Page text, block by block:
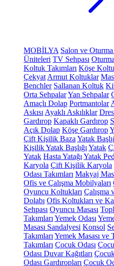
MOBİLYA Salon ve Oturma
Üniteleri TV Sehpası
Koltuk Takımları Köşe
Çekyat Armut Koltuklar
Benchler Sallanan Koltuk
Orta SehpalarYan Sehpalar
Amaçlı Dolap Portmantolar
Askısı Ayaklı Askılıklar
Gardırop Kapaklı Gardırop
Açık Dolap Köşe Gardırop
Çift Kişilik Baza Yatak
Kişilik Yatak Başlığı Yatak
Yatak Hasta Yatağı Yatak
Karyola Çift Kişilik Karyola
Odası Takımları Makyaj
Ofis ve Çalışma Mobilyaları
Oyuncu Koltukları Çalışma
Dolabı Ofis Koltukları ve
Sehpası Oyuncu Masası
Takımları Yemek Odası
Masası Sandalyesi Konsol
Takımları Yemek Masası ve
Takımları Çocuk Odası
Odası Duvar Kağıtları
Odası Gardıropları Çocuk